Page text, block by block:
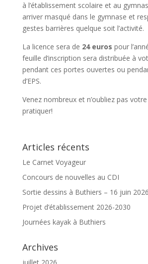
à l’établissement scolaire et au
arriver masqué dans le gymnase et
gestes barrières quelque soit l’activité.
La licence sera de 24 euros pour
feuille d’inscription sera distribuée à
pendant ces portes ouvertes ou
d’EPS.
Venez nombreux et n’oubliez pas
pratiquer!
Articles récents
Le Carnet Voyageur
Concours de nouvelles au CDI
Sortie dessins à Buthiers – 16 juin 2026
Projet d’établissement 2026-2030
Journées kayak à Buthiers
Archives